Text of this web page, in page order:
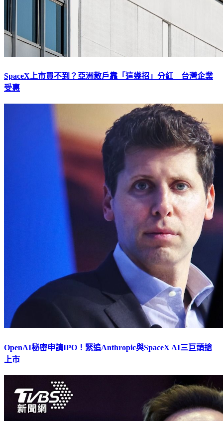
SpaceX上市買不到？亞洲散戶靠「這幾招」分紅 台灣企業
受惠
OpenAI秘密申請IPO！緊追Anthropic與SpaceX AI三巨頭搶
上市